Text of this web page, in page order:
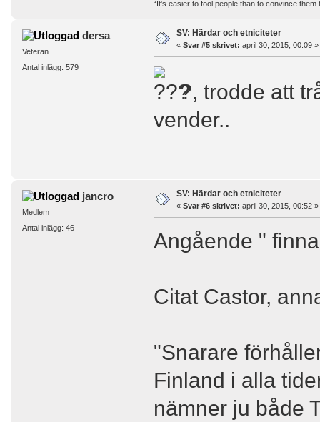
“It's easier to fool people than to convince them
dersa
Veteran
Antal inlägg: 579
SV: Härdar och etniciteter
« Svar #5 skrivet: april 30, 2015, 00:09 »
?, trodde att
vender..
jancro
Medlem
Antal inlägg: 46
SV: Härdar och etniciteter
« Svar #6 skrivet: april 30, 2015, 00:52 »
Angående "
Citat Castor,
"Snarare
Finland i alla
nämner ju både